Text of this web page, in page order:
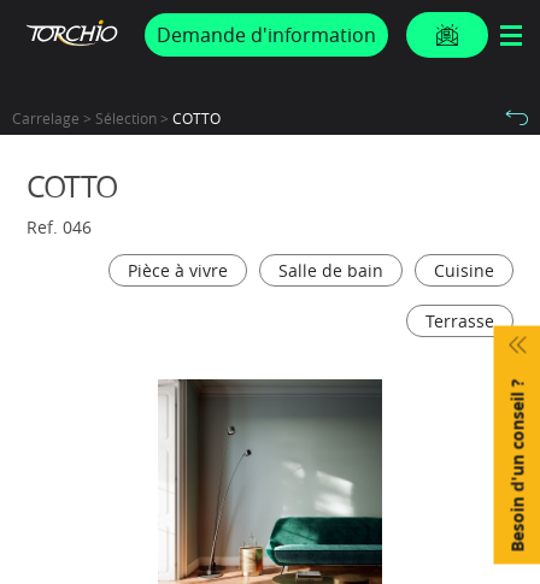
PROMOS & ACTUSDemande d'information
Carrelage > Sélection > COTTO
Besoin d'un conseil ?
COTTO
Ref. 046
Pièce à vivre
Salle de bain Cuisine
Terrasse